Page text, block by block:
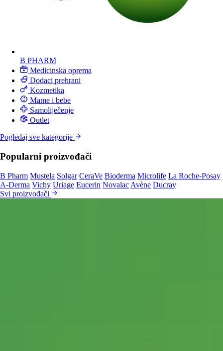
B PHARM
Medicinska oprema
Dodaci prehrani
Kozmetika
Mame i bebe
Samoliječenje
Outlet
Pogledaj sve kategorije
Popularni proizvođači
B Pharm Mustela Solgar CeraVe Bioderma Microlife La Roche-Posay
A-Derma Vichy Uriage Eucerin Novalac Avène Ducray
Svi proizvođači